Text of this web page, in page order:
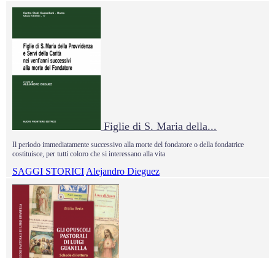
Figlie di S. Maria della...
Il periodo immediatamente successivo alla morte del fondatore o della fondatrice
costituisce, per tutti coloro che si interessano alla vita
SAGGI STORICI Alejandro Dieguez